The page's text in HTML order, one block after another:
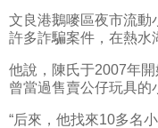
文良港鵝嘜區夜市流動
許多詐騙案件，在熱水
他說，陳氏于2007年
曾當過售賣公仔玩具的
“后來，他找來10多名